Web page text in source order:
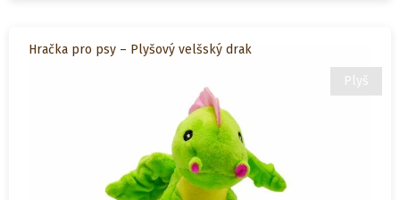
Plyš
Hračka pro psy – Plyšový velšský drak